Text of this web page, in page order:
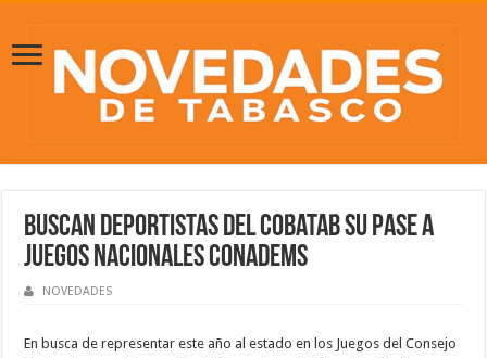
Buscan deportistas del Cobatab su pase a
Juegos Nacionales Conadems
NOVEDADES
En busca de representar este año al estado en los Juegos del Consejo